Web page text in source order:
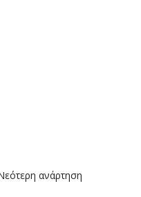
ανάρτηση